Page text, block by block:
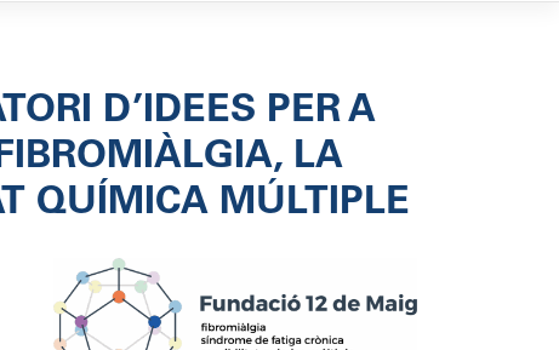
D’IDEES PER A
LA
QUÍMICA MÚLTIPLE